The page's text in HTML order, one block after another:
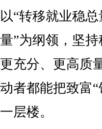
以“转移就业稳
量”为纲领，坚
更充分、更高质
动者都能把致富
一层楼。